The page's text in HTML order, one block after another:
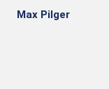
Max Pilger